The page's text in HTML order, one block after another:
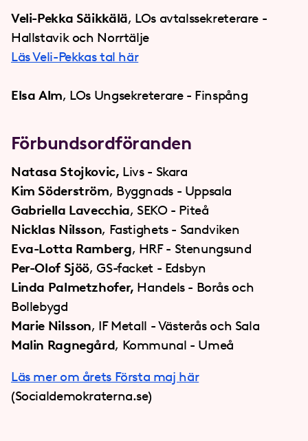
Veli-Pekka Säikkälä, LOs avtalssekreterare -
Hallstavik och Norrtälje
Läs Veli-Pekkas tal här
Elsa Alm, LOs Ungsekreterare - Finspång
Förbundsordföranden
Natasa Stojkovic, Livs - Skara
Kim Söderström, Byggnads - Uppsala
Gabriella Lavecchia, SEKO - Piteå
Nicklas Nilsson, Fastighets - Sandviken
Eva-Lotta Ramberg, HRF - Stenungsund
Per-Olof Sjöö, GS-facket - Edsbyn
Linda Palmetzhofer, Handels - Borås och
Bollebygd
Marie Nilsson, IF Metall - Västerås och Sala
Malin Ragnegård, Kommunal - Umeå
Läs mer om årets Första maj här
(Socialdemokraterna.se)